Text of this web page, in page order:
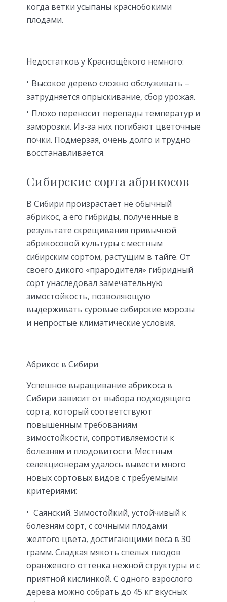
когда ветки усыпаны краснобокими
плодами.
Недостатков у Краснощёкого немного:
Высокое дерево сложно обслуживать –
затрудняется опрыскивание, сбор урожая.
Плохо переносит перепады температур и
заморозки. Из-за них погибают цветочные
почки. Подмерзая, очень долго и трудно
восстанавливается.
Сибирские сорта абрикосов
В Сибири произрастает не обычный
абрикос, а его гибриды, полученные в
результате скрещивания привычной
абрикосовой культуры с местным
сибирским сортом, растущим в тайге. От
своего дикого «прародителя» гибридный
сорт унаследовал замечательную
зимостойкость, позволяющую
выдерживать суровые сибирские морозы
и непростые климатические условия.
Абрикос в Сибири
Успешное выращивание абрикоса в
Сибири зависит от выбора подходящего
сорта, который соответствуют
повышенным требованиям
зимостойкости, сопротивляемости к
болезням и плодовитости. Местным
селекционерам удалось вывести много
новых сортовых видов с требуемыми
критериями:
Саянский. Зимостойкий, устойчивый к
болезням сорт, с сочными плодами
желтого цвета, достигающими веса в 30
грамм. Сладкая мякоть спелых плодов
оранжевого оттенка нежной структуры и с
приятной кислинкой. С одного взрослого
дерева можно собрать до 45 кг вкусных